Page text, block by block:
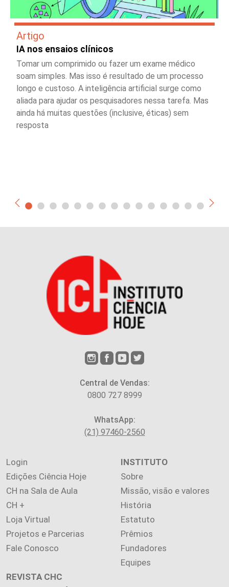
Artigo
IA nos ensaios clínicos
Tomar um comprimido ou fazer um exame médico
soam simples. Mas isso é resultado de um processo
longo e custoso. A inteligência artificial surge como
aliada para ajudar os pesquisadores nessa tarefa. Mas
ainda há muitas questões (inclusive, éticas) sem
resposta
Central de Vendas:
0800 727 8999
WhatsApp:
(21) 97460-2560
Login
Edições Ciência Hoje
CH na Sala de Aula
CH +
Loja Virtual
Projetos e Parcerias
Fale Conosco
INSTITUTO
Sobre
Missão, visão e valores
História
Estatuto
Prêmios
Fundadores
Equipes
REVISTA CHC